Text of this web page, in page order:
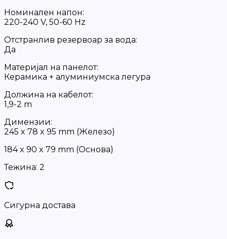
Номинален напон:
220-240 V, 50-60 Hz
Отстранлив резервоар за вода:
Да
Материјал на панелот:
Керамика + алуминиумска легура
Должина на кабелот:
1,9-2 m
Димензии:
245 x 78 x 95 mm (Железо)
184 x 90 x 79 mm (Основа)
Тежина: 2
Сигурна достава